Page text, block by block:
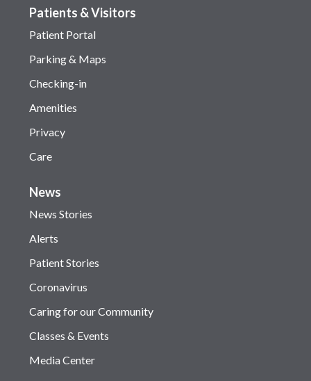
Patients & Visitors
Patient Portal
Parking & Maps
Checking-in
Amenities
Privacy
Care
News
News Stories
Alerts
Patient Stories
Coronavirus
Caring for our Community
Classes & Events
Media Center